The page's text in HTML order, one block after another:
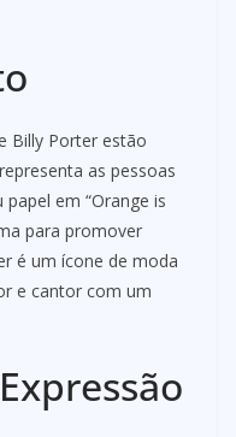
Billy Porter estão
as pessoas
em “Orange is
para promover
é um ícone de moda
e cantor com um